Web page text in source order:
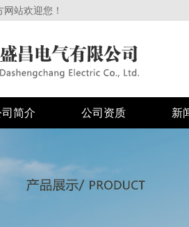
站欢迎您！
简介 公司资质 新